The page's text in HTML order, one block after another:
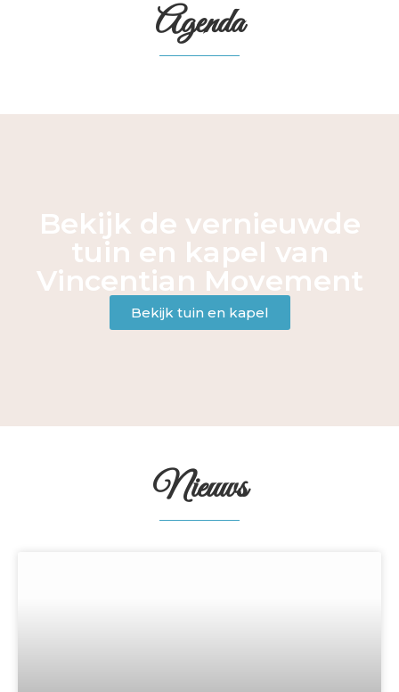
Agenda
Bekijk de vernieuwde
tuin en kapel van
Vincentian Movement
Bekijk tuin en kapel
Nieuws